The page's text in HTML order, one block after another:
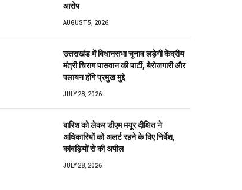
आरोप
AUGUST 5, 2026
उत्तराखंड में विधानसभा चुनाव लड़ेगी केंद्रीय
मंत्री चिराग पासवान की पार्टी, बेरोजगारी और
पलायन होंगे प्रमुख मुद्दे
JULY 28, 2026
बारिश को लेकर डीएम मयूर दीक्षित ने
अधिकारियों को अलर्ट रहने के दिए निर्देश,
कांवड़ियों से की अपील
JULY 28, 2026